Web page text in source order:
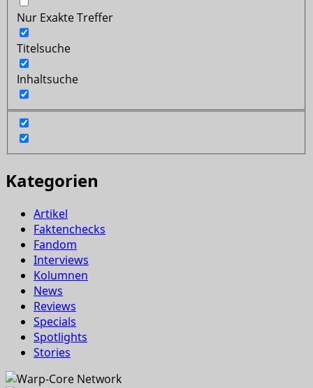
Nur Exakte Treffer
Titelsuche
Inhaltsuche
Kategorien
Artikel
Faktenchecks
Fandom
Interviews
Kolumnen
News
Reviews
Specials
Spotlights
Stories